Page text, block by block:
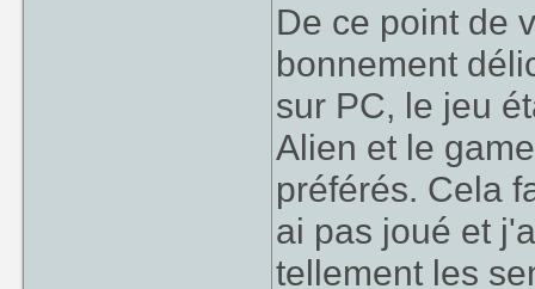
De ce point de
bonnement
sur PC, le jeu
Alien et le
préférés. Cela
ai pas joué et
tellement les